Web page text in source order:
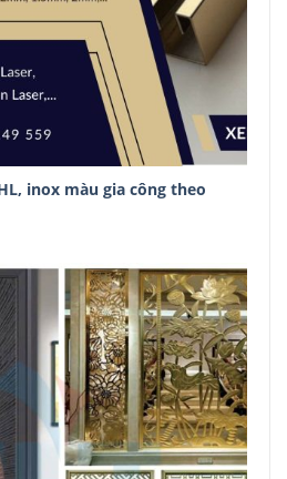
inox màu gia công theo